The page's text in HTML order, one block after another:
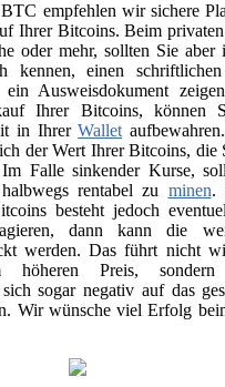
empfehlen wir sichere
Ihrer Bitcoins. Beim
oder mehr, sollten Sie aber
kennen, einen
Ausweisdokument
Ihrer Bitcoins, können
in IhrerWallet
der Wert Ihrer Bitcoins, die
Falle sinkender Kurse,
rentabel zu minen.
besteht jedoch
dann kann die
werden. Das führt nicht
höheren Preis,
sogar negativ auf das
Wir wünsche viel Erfolg